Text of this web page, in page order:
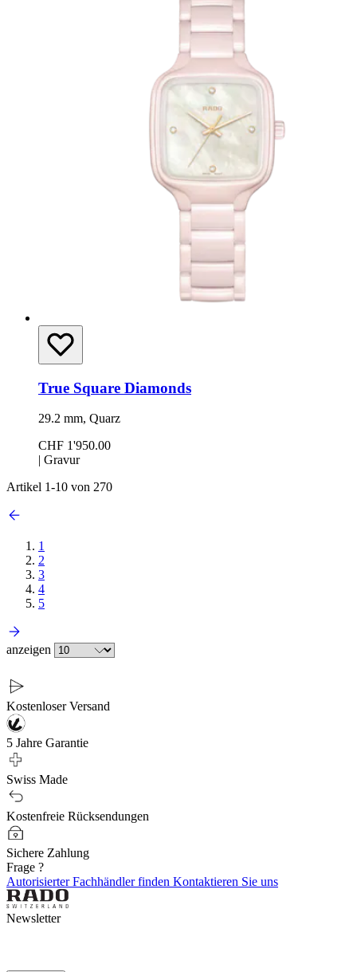
True Square Diamonds
29.2 mm, Quarz
CHF 1'950.00
| Gravur
Artikel 1-10 von 270
1
2
3
4
5
anzeigen
Kostenloser Versand
5 Jahre Garantie
Swiss Made
Kostenfreie Rücksendungen
Sichere Zahlung
Frage ?
Autorisierter Fachhändler finden Kontaktieren Sie uns
Newsletter